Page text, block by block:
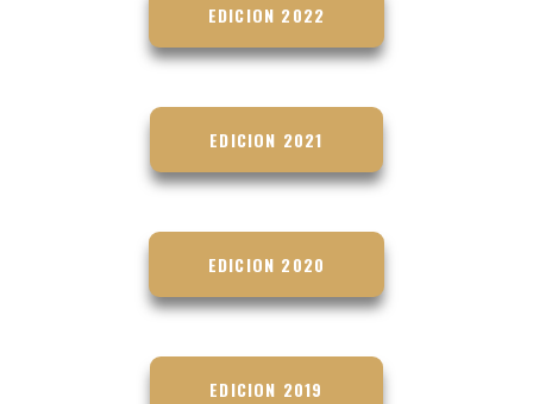
EDICION 2022
EDICION 2021
EDICION 2020
EDICION 2019